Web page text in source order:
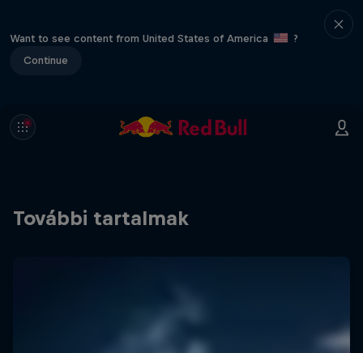
Want to see content from United States of America
?
Continue
További tartalmak